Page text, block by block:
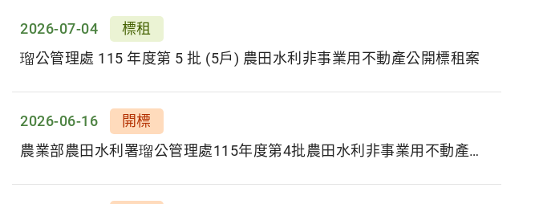
2026-07-04
標租
瑠公管理處 115 年度第 5 批 (5戶) 農田水利非事業用不動產公開標租案
2026-06-16
開標
農業部農田水利署瑠公管理處115年度第4批農田水利非事業用不動產公開標租開標結果(115.06.03開標)